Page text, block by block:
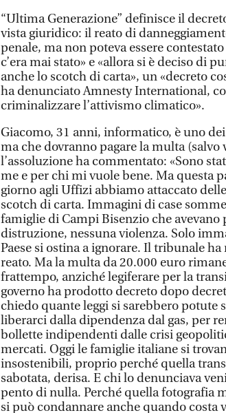
“Ultima Generazione” definisce il
vista giuridico: il reato di
penale, ma non poteva essere
c’era mai stato» e «allora si è deciso di
anche lo scotch di carta», un «decreto
ha denunciato Amnesty International,
criminalizzare l’attivismo climatico».
Giacomo, 31 anni, informatico, è uno
ma che dovranno pagare la multa
l’assoluzione ha commentato: «Sono
me e per chi mi vuole bene. Ma questa
giorno agli Uffizi abbiamo attaccato
scotch di carta. Immagini di case
famiglie di Campi Bisenzio che avevano
distruzione, nessuna violenza. Solo
Paese si ostina a ignorare. Il tribunale
reato. Ma la multa da 20.000 euro
frattempo, anziché legiferare per la
governo ha prodotto decreto dopo
chiedo quante leggi si sarebbero potute
liberarci dalla dipendenza dal gas, per
bollette indipendenti dalle crisi
mercati. Oggi le famiglie italiane si
insostenibili, proprio perché quella
sabotata, derisa. E chi lo denunciava
pento di nulla. Perché quella fotografia
si può condannare anche quando costa